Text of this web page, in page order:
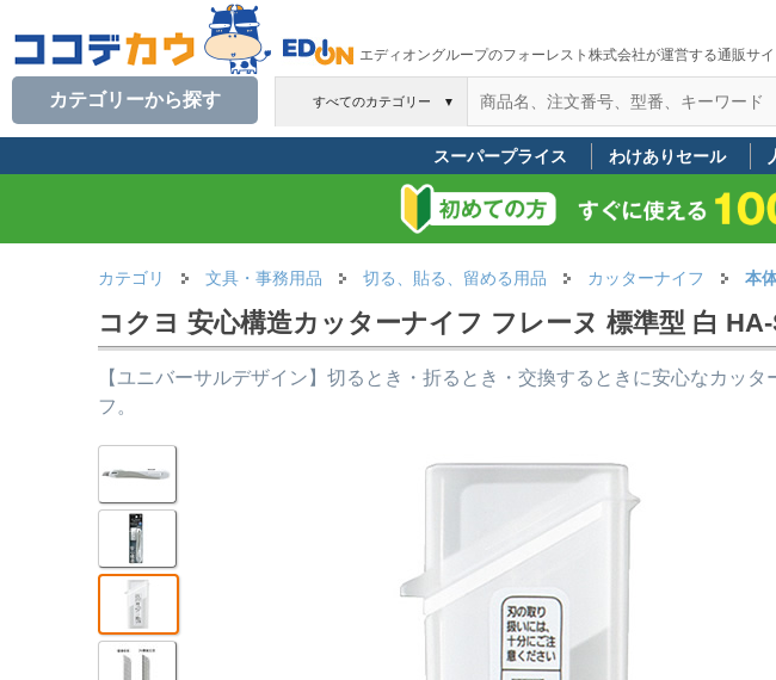
エディオングループのフォーレスト株式会社が運営する通販サイ
すべてのカテゴリー ▼
カテゴリーから探す
スーパープライス わけありセール
カテゴリ 文具・事務用品 切る、貼る、留める用品 カッターナイフ 本
コクヨ 安心構造カッターナイフ フレーヌ 標準型 白
【ユニバーサルデザイン】切るとき・折るとき・交換するときに安心なカッタ
フ。